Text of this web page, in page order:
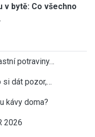
v bytě: Co všechno
potraviny…
si dát pozor,…
kávy doma?
2026